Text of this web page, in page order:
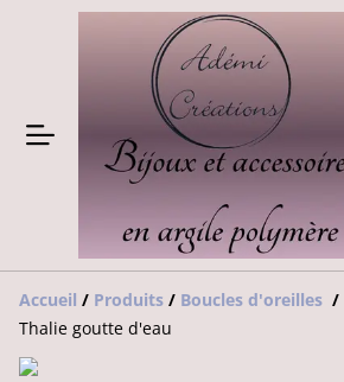
Accueil / Produits / Boucles d'oreilles /
Thalie goutte d'eau